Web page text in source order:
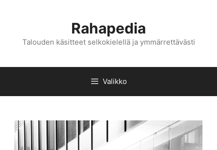
Rahapedia
Talouden käsitteet selkokielellä ja ymmärrettävästi
Valikko